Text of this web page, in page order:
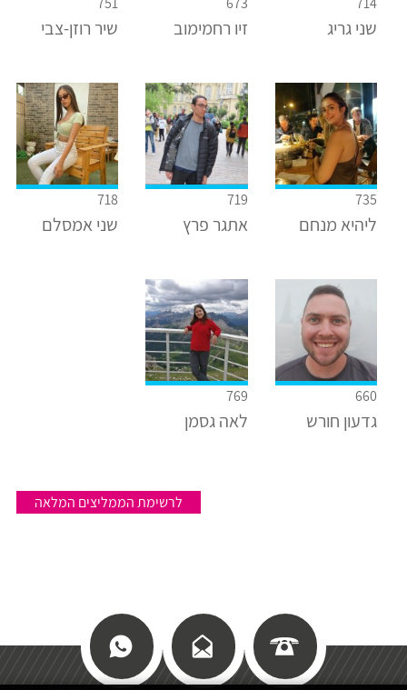
שני גריג זיו רחמימוב שיר רוזן-צבי
735
ליהיא מנחם
719
אתגר פרץ
718
שני אמסלם
660
גדעון חורש
769
לאה גסמן
לרשימת הממליצים המלאה